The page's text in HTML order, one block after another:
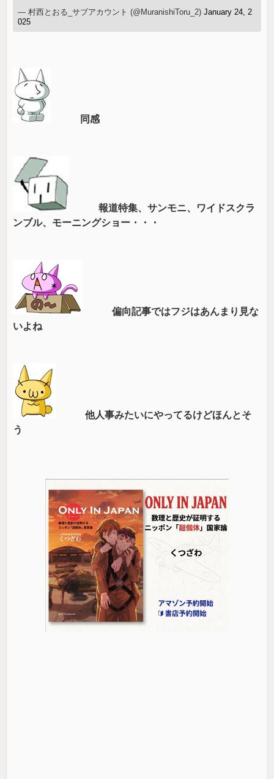
— 村西とおる_サブアカウント (@MuranishiToru_2)January 24, 2
025
同感
報道特集、サンモニ、ワイドスクラ
ンブル、モーニングショー・・・
偏向記事ではフジはあんまり見な
いよね
他人事みたいにやってるけどほんとそ
う